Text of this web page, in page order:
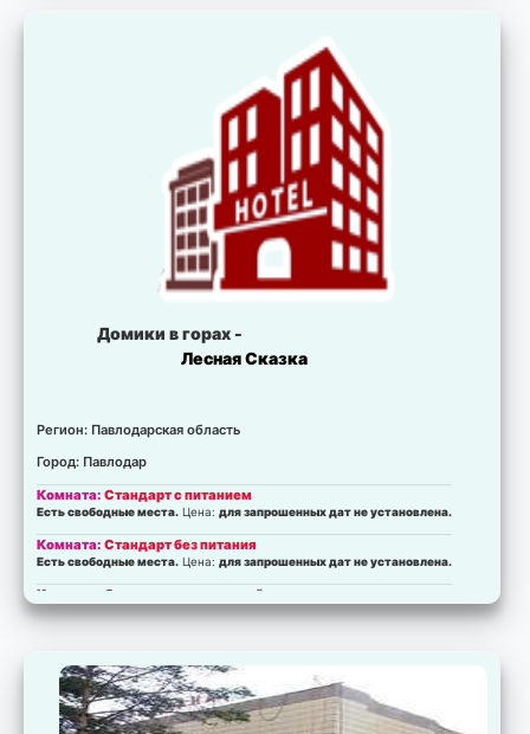
Домики в горах -
Лесная Сказка
Регион: Павлодарская область
Город: Павлодар
Комната:Стандарт с питанием
Есть свободные места. Цена:для запрошенных дат не установлена.
Комната:Стандарт без питания
Есть свободные места. Цена:для запрошенных дат не установлена.
Комната: Стандарт улучшенный
Есть свободные места.Цена:для запрошенных дат не установлена.
Комната:Юрта с питанием
Есть свободные места.Цена:для запрошенных дат не установлена.